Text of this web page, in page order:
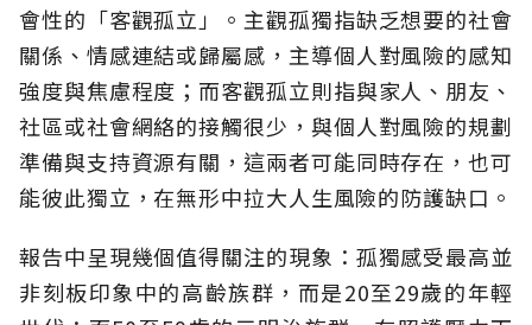
會性的「客觀孤立」。主觀孤獨指缺乏想要的社會
關係、情感連結或歸屬感，主導個人對風險的感知
強度與焦慮程度；而客觀孤立則指與家人、朋友、
社區或社會網絡的接觸很少，與個人對風險的規劃
準備與支持資源有關，這兩者可能同時存在，也可
能彼此獨立，在無形中拉大人生風險的防護缺口。
報告中呈現幾個值得關注的現象：孤獨感受最高並
非刻板印象中的高齡族群，而是20至29歲的年輕